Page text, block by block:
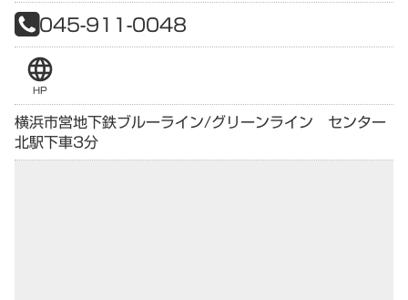
045-911-0048
language
HP
横浜市営地下鉄ブルーライン/グリーンライン センター
北駅下車3分